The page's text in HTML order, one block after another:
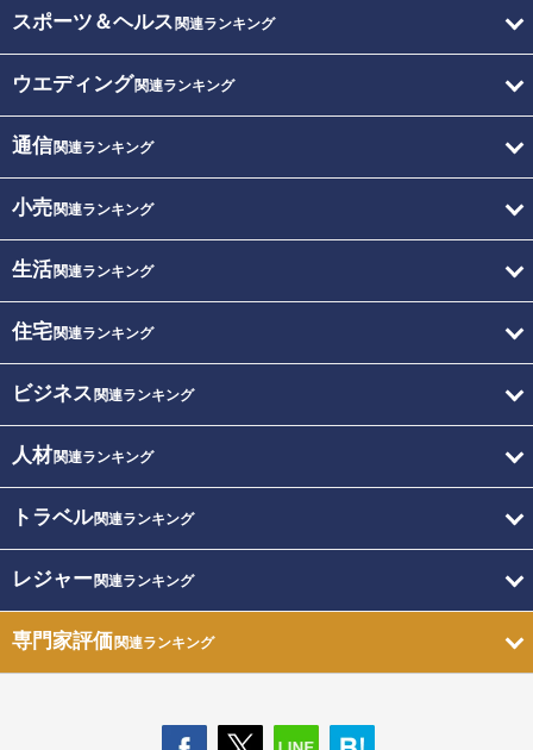
スポーツ＆ヘルス 関連ランキング
ウエディング関連ランキング
通信関連ランキング
小売関連ランキング
生活関連ランキング
住宅関連ランキング
ビジネス 関連ランキング
人材関連ランキング
トラベル関連ランキング
レジャー関連ランキング
専門家評価関連ランキング